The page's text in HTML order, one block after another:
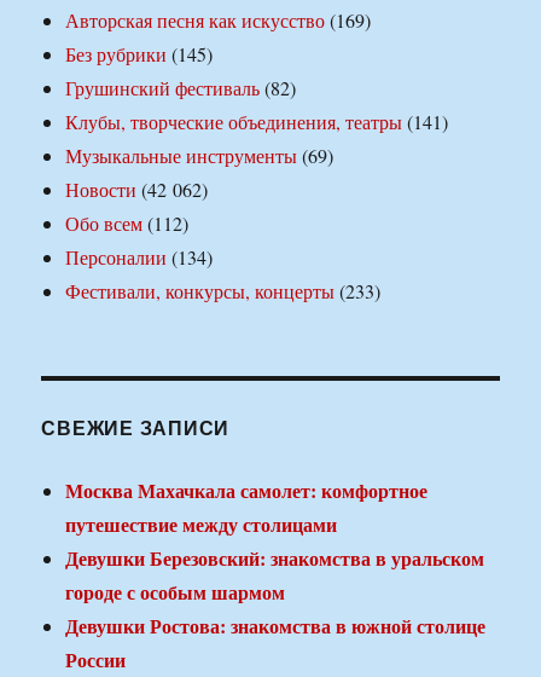
Авторская песня как искусство(169)
Без рубрики (145)
Грушинский фестиваль(82)
Клубы, творческие объединения, театры(141)
Музыкальные инструменты(69)
Новости (42 062)
Обо всем(112)
Персоналии (134)
Фестивали, конкурсы, концерты(233)
СВЕЖИЕ ЗАПИСИ
Москва Махачкала самолет: комфортное
путешествие между столицами
Девушки Березовский: знакомства в уральском
городе с особым шармом
Девушки Ростова: знакомства в южной столице
России